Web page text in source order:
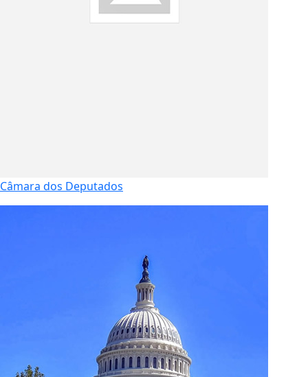
Câmara dos Deputados